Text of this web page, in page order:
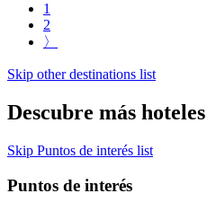
1
2
〉
Skip other destinations list
Descubre más hoteles
Skip Puntos de interés list
Puntos de interés